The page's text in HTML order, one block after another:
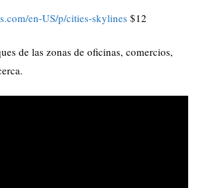
en-US/p/cities-skylines $12
de las zonas de oficinas, comercios,